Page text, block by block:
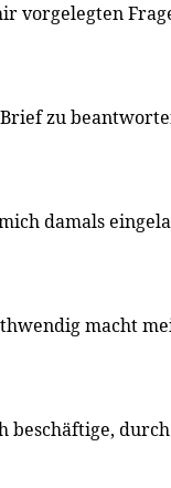
vorgelegten
zu
damals
macht
beschäftige,